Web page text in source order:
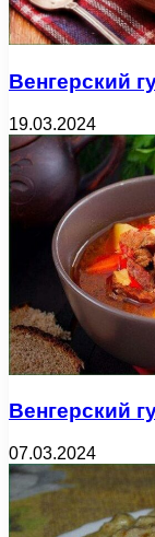
Венгерский
19.03.2024
Венгерский
07.03.2024